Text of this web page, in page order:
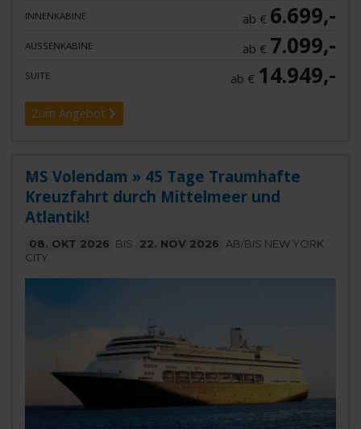
INNENKABINE ab € 6.699,-
AUSSENKABINE ab € 7.099,-
SUITE ab € 14.949,-
Zum Angebot
MS Volendam » 45 Tage Traumhafte
Kreuzfahrt durch Mittelmeer und
Atlantik!
08. OKT 2026 BIS 22. NOV 2026
AB/BIS NEW YORK
CITY